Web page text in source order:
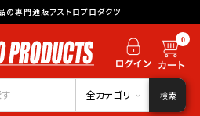
の専門通販アストロプロダクツ
0
全カテゴリ 検索